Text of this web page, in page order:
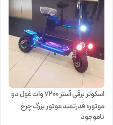
اسکوتر برقی آستر 7200 وات غول دو
موتوره قدرتمند موتور بزرگ چرخ
بزرگ
ناموجود